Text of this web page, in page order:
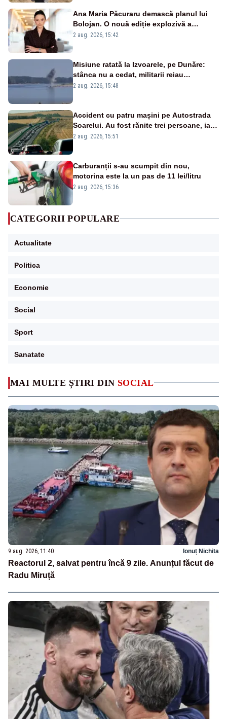
MAI MULTE ȘTIRI DIN SOCIAL
9 aug. 2026, 11:40 Ionuț Nichita
Reactorul 2, salvat pentru încă 9 zile. Anunțul făcut de
Radu Miruță
Ana Maria Păcuraru demască planul lui
Bolojan. O nouă ediție explozivă a
emisiunii „Miza Zilei” la Realitatea PLUS
2 aug. 2026, 15:42
Misiune ratată la Izvoarele, pe Dunăre:
stânca nu a cedat, militarii reiau
detonările luni – VIDEO
2 aug. 2026, 15:48
Accident cu patru mașini pe Autostrada
Soarelui. Au fost rănite trei persoane, iar
traficul se desfășoară cu dificultate
2 aug. 2026, 15:51
Carburanții s-au scumpit din nou,
motorina este la un pas de 11 lei/litru
2 aug. 2026, 15:36
CATEGORII POPULARE
Actualitate
Politica
Economie
Social
Sport
Sanatate